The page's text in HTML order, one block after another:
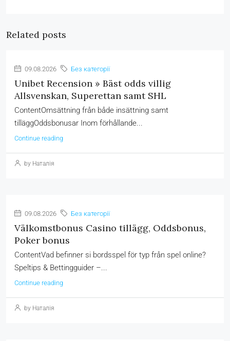
Related posts
09.08.2026 Без категорії
Unibet Recension » Bäst odds villig
Allsvenskan, Superettan samt SHL
ContentOmsättning från både insättning samt
tilläggOddsbonusar Inom förhållande...
Continue reading
by Наталія
09.08.2026 Без категорії
Välkomstbonus Casino tillägg, Oddsbonus,
Poker bonus
ContentVad befinner si bordsspel för typ från spel online?
Speltips & Bettingguider –...
Continue reading
by Наталія